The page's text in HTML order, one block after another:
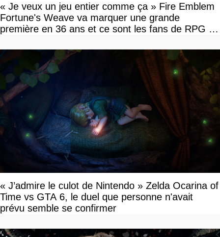
« Je veux un jeu entier comme ça » Fire Emblem
Fortune's Weave va marquer une grande
première en 36 ans et ce sont les fans de RPG en
« J’admire le culot de Nintendo » Zelda Ocarina of
Time vs GTA 6, le duel que personne n'avait
prévu semble se confirmer